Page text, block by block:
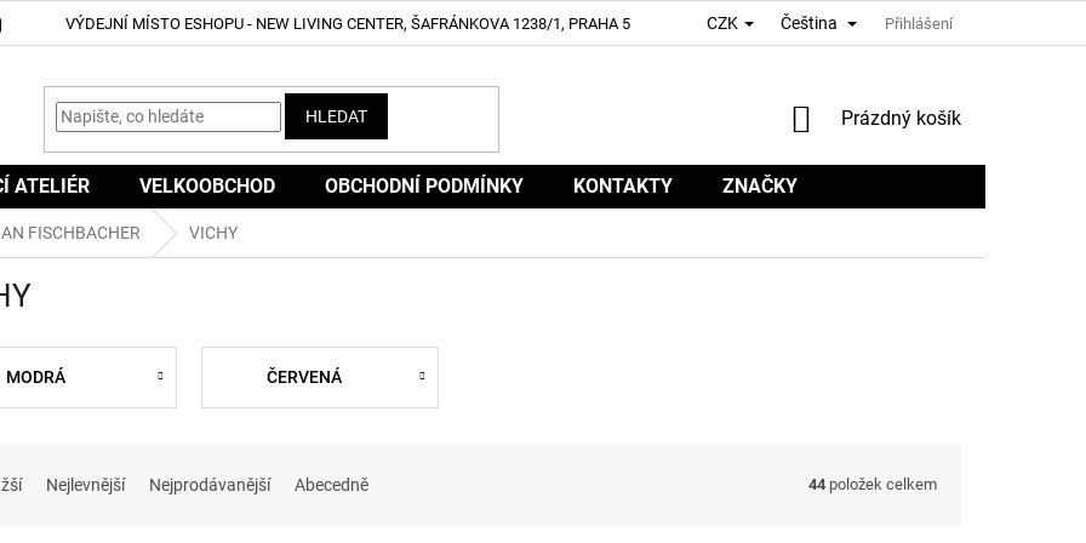
VÝDEJNÍ MÍSTO ESHOPU - NEW LIVING CENTER, ŠAFRÁNKOVA 1238/1, PRAHA 5 CZK Čeština Přihlášení
HLEDAT
NÁKUPNÍ
Prázdný košík
ATELIÉR VELKOOBCHOD OBCHODNÍ PODMÍNKY KONTAKTY ZNAČKY
FISCHBACHER VICHY
MODRÁ ČERVENÁ
Nejlevnější Nejprodávanější Abecedně 44 položek celkem